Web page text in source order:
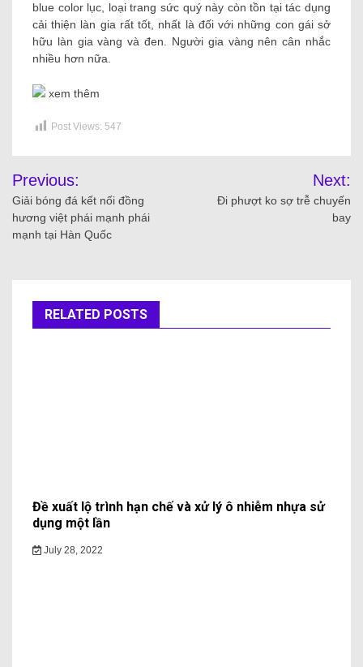
blue color lục, loại trang sức quý này còn tồn tại tác dụng
cải thiện làn gia rất tốt, nhất là đối với những con gái sở
hữu làn gia vàng và đen. Người gia vàng nên cân nhắc
nhiều hơn nữa.
xem thêm
Post Views: 547
Previous:
Giải bóng đá kết nối đồng
hương việt phái mạnh phái
mạnh tại Hàn Quốc
Next:
Đi phượt ko sợ trễ chuyến
bay
RELATED POSTS
Đề xuất lộ trình hạn chế và xử lý ô nhiễm nhựa sử
dụng một lần
July 28, 2022